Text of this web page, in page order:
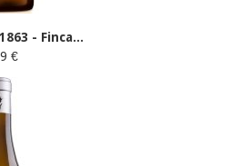
- Finca...
€